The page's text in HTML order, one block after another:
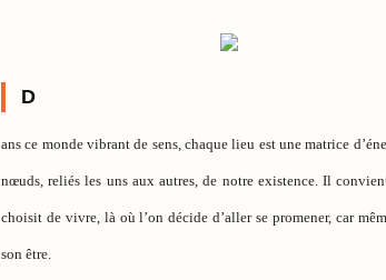
D
ans ce monde vibrant de sens, chaque lieu est une matrice
nœuds, reliés les uns aux autres, de notre existence. Il
choisit de vivre, là où l’on décide d’aller se promener, car
son être.